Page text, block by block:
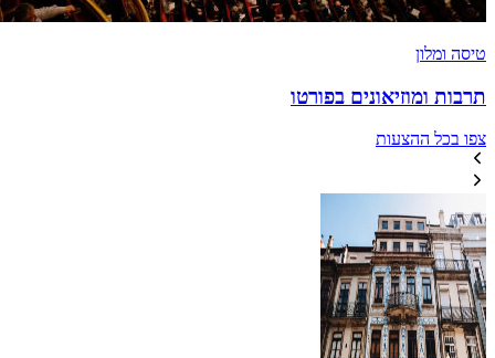
טיסה ומלון
תרבות ומוזיאונים בפורטו
צפו בכל ההצעות